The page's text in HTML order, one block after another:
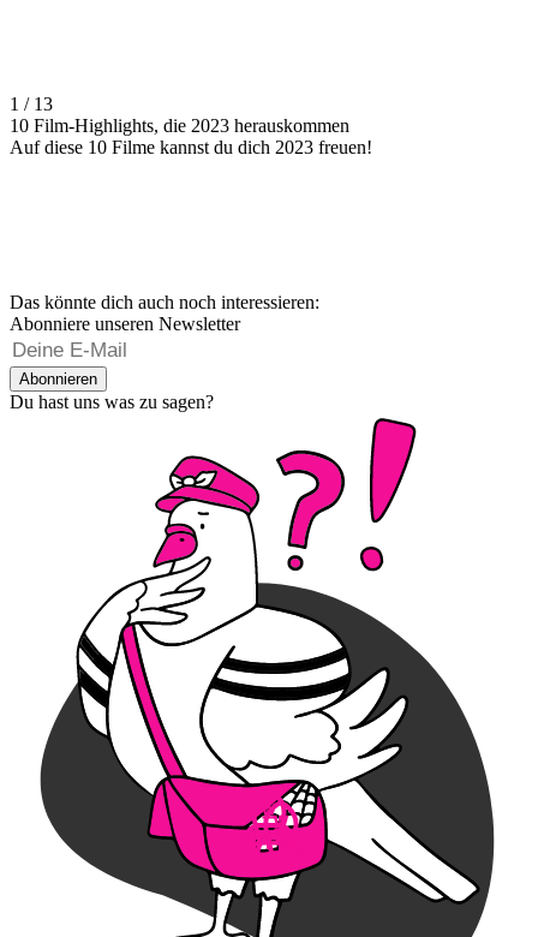
1 / 13
10 Film-Highlights, die 2023 herauskommen
Auf diese 10 Filme kannst du dich 2023 freuen!
Das könnte dich auch noch interessieren:
Abonniere unseren Newsletter
Abonnieren
Du hast uns was zu sagen?